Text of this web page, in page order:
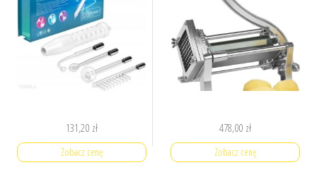
131,20 zł
Zobacz cenę
478,00 zł
Zobacz cenę